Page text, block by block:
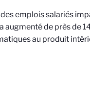
emplois salariés
augmenté de près de
au produit